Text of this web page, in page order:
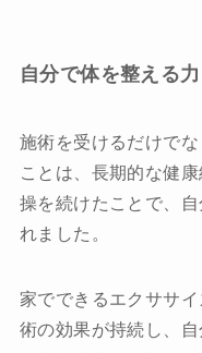
自分で体を整える力
施術を受けるだけで
ことは、長期的な健
操を続けたことで、
れました。
家でできるエクササ
術の効果が持続し、